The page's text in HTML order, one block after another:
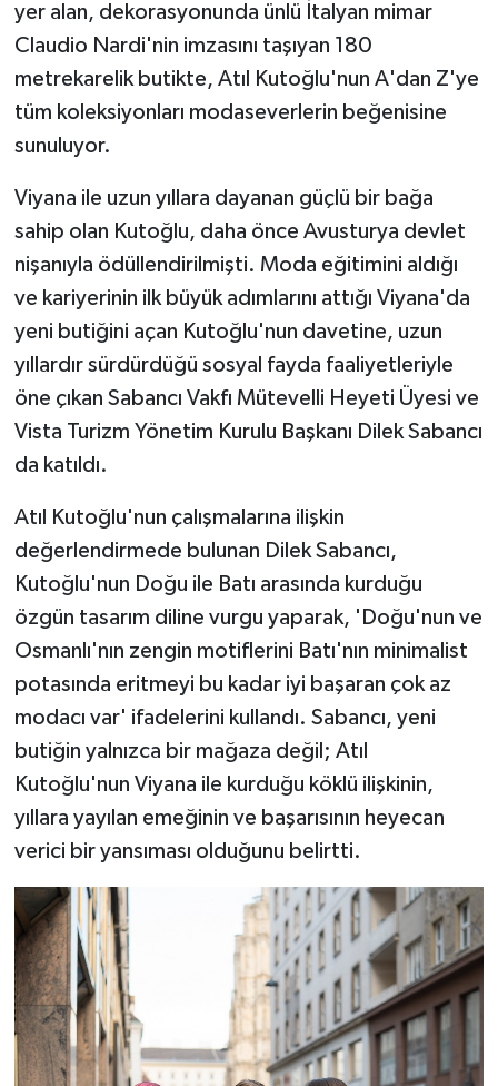
yer alan, dekorasyonunda ünlü İtalyan mimar
Claudio Nardi'nin imzasını taşıyan 180
metrekarelik butikte, Atıl Kutoğlu'nun A'dan Z'ye
tüm koleksiyonları modaseverlerin beğenisine
sunuluyor.
Viyana ile uzun yıllara dayanan güçlü bir bağa
sahip olan Kutoğlu, daha önce Avusturya devlet
nişanıyla ödüllendirilmişti. Moda eğitimini aldığı
ve kariyerinin ilk büyük adımlarını attığı Viyana'da
yeni butiğini açan Kutoğlu'nun davetine, uzun
yıllardır sürdürdüğü sosyal fayda faaliyetleriyle
öne çıkan Sabancı Vakfı Mütevelli Heyeti Üyesi ve
Vista Turizm Yönetim Kurulu Başkanı Dilek Sabancı
da katıldı.
Atıl Kutoğlu'nun çalışmalarına ilişkin
değerlendirmede bulunan Dilek Sabancı,
Kutoğlu'nun Doğu ile Batı arasında kurduğu
özgün tasarım diline vurgu yaparak, 'Doğu'nun ve
Osmanlı'nın zengin motiflerini Batı'nın minimalist
potasında eritmeyi bu kadar iyi başaran çok az
modacı var' ifadelerini kullandı. Sabancı, yeni
butiğin yalnızca bir mağaza değil; Atıl
Kutoğlu'nun Viyana ile kurduğu köklü ilişkinin,
yıllara yayılan emeğinin ve başarısının heyecan
verici bir yansıması olduğunu belirtti.